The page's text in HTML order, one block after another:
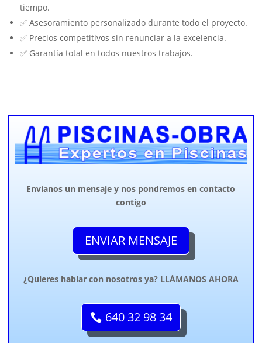
tiempo.
✅ Asesoramiento personalizado durante todo el proyecto.
✅ Precios competitivos sin renunciar a la excelencia.
✅ Garantía total en todos nuestros trabajos.
Envíanos un mensaje y nos pondremos en contacto
contigo
ENVIAR MENSAJE
¿Quieres hablar con nosotros ya? LLÁMANOS AHORA
640 32 98 34